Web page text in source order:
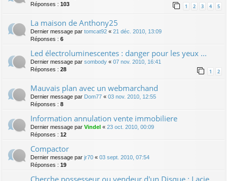
Réponses : 103 1 2 3 4 5
La maison de Anthony25
Dernier message par tomcat92 « 21 déc. 2010, 13:09
Réponses : 6
Led électroluminescentes : danger pour les yeux ...
Dernier message par sombody « 07 nov. 2010, 16:41
Réponses : 28 1 2
Mauvais plan avec un webmarchand
Dernier message par Dom77 « 03 nov. 2010, 12:55
Réponses : 8
Information annulation vente immobiliere
Dernier message par Vindel « 23 oct. 2010, 00:09
Réponses : 12
Compactor
Dernier message par jr70 « 03 sept. 2010, 07:54
Réponses : 19